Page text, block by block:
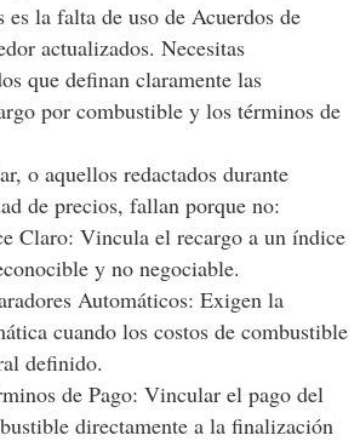
es la falta de uso de Acuerdos de
actualizados. Necesitas
que definan claramente las
por combustible y los términos de
o aquellos redactados durante
de precios, fallan porque no:
Claro: Vincula el recargo a un índice
y no negociable.
Automáticos: Exigen la
cuando los costos de combustible
definido.
de Pago: Vincular el pago del
directamente a la finalización